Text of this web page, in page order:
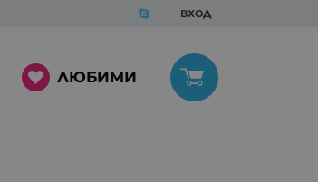
ВХОД
ЛЮБИМИ